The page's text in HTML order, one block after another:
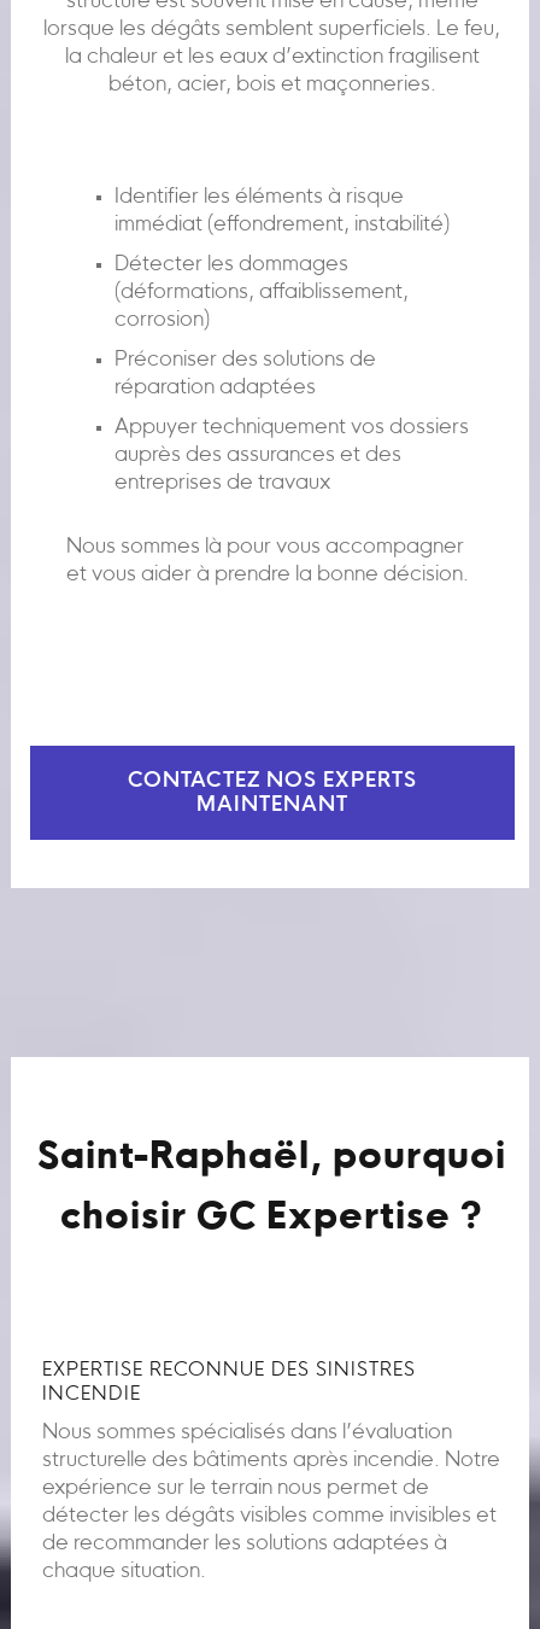
lorsque les dégâts semblent superficiels. Le feu,
la chaleur et les eaux d’extinction fragilisent
béton, acier, bois et maçonneries.
Identifier les éléments à risque
immédiat (effondrement, instabilité)
Détecter les dommages
(déformations, affaiblissement,
corrosion)
Préconiser des solutions de
réparation adaptées
Appuyer techniquement vos dossiers
auprès des assurances et des
entreprises de travaux
Nous sommes là pour vous accompagner
et vous aider à prendre la bonne décision.
CONTACTEZ NOS EXPERTS
MAINTENANT
Saint-Raphaël, pourquoi
choisir GC Expertise ?
EXPERTISE RECONNUE DES SINISTRES
INCENDIE
Nous sommes spécialisés dans l’évaluation
structurelle des bâtiments après incendie. Notre
expérience sur le terrain nous permet de
détecter les dégâts visibles comme invisibles et
de recommander les solutions adaptées à
chaque situation.